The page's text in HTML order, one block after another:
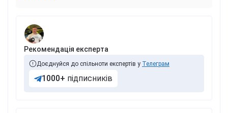
Рекомендація експерта
Доєднуйся до спільноти експертів у Телеграм
1000+ підписників